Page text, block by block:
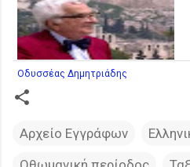
Οδυσσέας Δημητριάδης
Αρχείο Εγγράφων